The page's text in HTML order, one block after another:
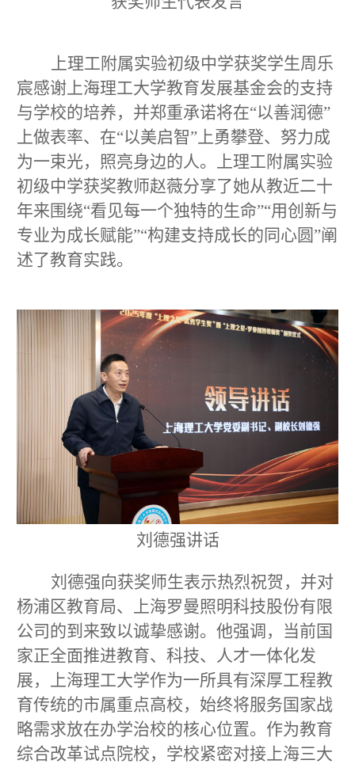
上理工附属实验初级中学获奖学生周乐
宸感谢上海理工大学教育发展基金会的支持
与学校的培养，并郑重承诺将在“以善润德”
上做表率、在“以美启智”上勇攀登、努力成
为一束光，照亮身边的人。上理工附属实验
初级中学获奖教师赵薇分享了她从教近二十
年来围绕“看见每一个独特的生命”“用创新与
专业为成长赋能”“构建支持成长的同心圆”阐
述了教育实践。
刘德强讲话
刘德强向获奖师生表示热烈祝贺，并对
杨浦区教育局、上海罗曼照明科技股份有限
公司的到来致以诚挚感谢。他强调，当前国
家正全面推进教育、科技、人才一体化发
展，上海理工大学作为一所具有深厚工程教
育传统的市属重点高校，始终将服务国家战
略需求放在办学治校的核心位置。作为教育
综合改革试点院校，学校紧密对接上海三大